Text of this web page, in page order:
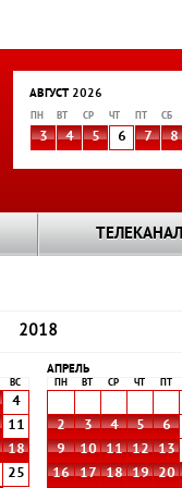
АВГУСТ 2026
ПН ВТ СР ЧТ СБ
3 4 5 6 7 8
ТЕЛЕКАНАЛ
2018
ВС
4
11
18
25
АПРЕЛЬ
ПН ВТ СР ЧТ
2
3 4 5 6
9
10 11 12 13
16
17 18 19 20